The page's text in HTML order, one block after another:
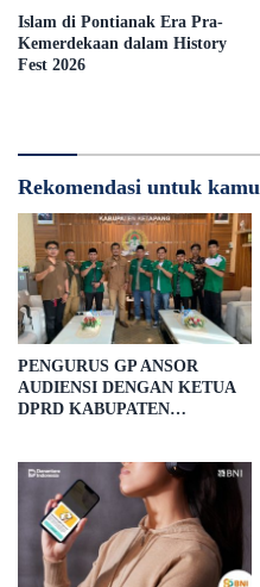
Islam di Pontianak Era Pra-
Kemerdekaan dalam History
Fest 2026
Rekomendasi untuk kamu
PENGURUS GP ANSOR
AUDIENSI DENGAN KETUA
DPRD KABUPATEN
KEBANGSAAN